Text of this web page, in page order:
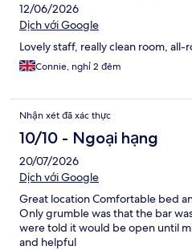
12/06/2026
Dịch với Google
Lovely staff, really clean room, all-
Connie, nghỉ 2 đêm
Nhận xét đã xác thực
10/10 - Ngoại hạng
20/07/2026
Dịch với Google
Great location Comfortable bed
Only grumble was that the bar
were told it would be open until
and helpful